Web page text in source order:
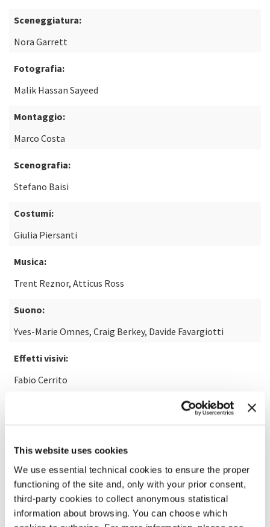
This website uses cookies
We use essential technical cookies to ensure the proper
functioning of the site and, only with your prior consent,
third-party cookies to collect anonymous statistical
information about browsing. You can choose which
Sceneggiatura:
Nora Garrett
Fotografia:
Malik Hassan Sayeed
Montaggio:
Marco Costa
Scenografia:
Stefano Baisi
Costumi:
Giulia Piersanti
Musica:
Trent Reznor, Atticus Ross
Suono:
Yves-Marie Omnes, Craig Berkey, Davide Favargiotti
Effetti visivi:
Fabio Cerrito